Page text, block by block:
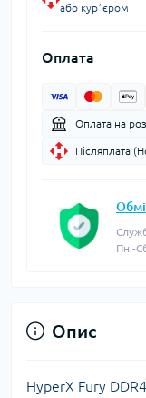
або курʼєром
Оплата
Оплата на
Післяплата
Пн.-
Опис
HyperX Fury